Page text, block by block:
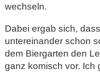
wechseln.
Dabei ergab sich,
untereinander schon
dem Biergarten den
ganz komisch vor. Ich